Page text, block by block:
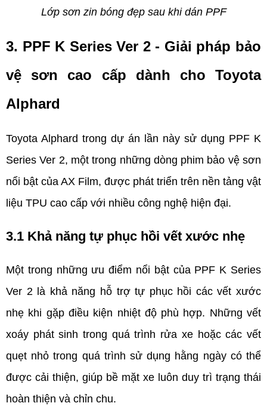
Lớp sơn zin bóng đẹp sau khi dán PPF
3. PPF K Series Ver 2 - Giải pháp bảo
vệ sơn cao cấp dành cho Toyota
Alphard
Toyota Alphard trong dự án lần này sử dụng PPF K
Series Ver 2, một trong những dòng phim bảo vệ sơn
nổi bật của AX Film, được phát triển trên nền tảng vật
liệu TPU cao cấp với nhiều công nghệ hiện đại.
3.1 Khả năng tự phục hồi vết xước nhẹ
Một trong những ưu điểm nổi bật của PPF K Series
Ver 2 là khả năng hỗ trợ tự phục hồi các vết xước
nhẹ khi gặp điều kiện nhiệt độ phù hợp. Những vết
xoáy phát sinh trong quá trình rửa xe hoặc các vết
quẹt nhỏ trong quá trình sử dụng hằng ngày có thể
được cải thiện, giúp bề mặt xe luôn duy trì trạng thái
hoàn thiện và chỉn chu.